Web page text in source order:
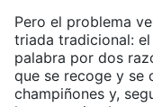
Pero el problema
triada tradicional: el
palabra por dos
que se recoge y se
champiñones y,